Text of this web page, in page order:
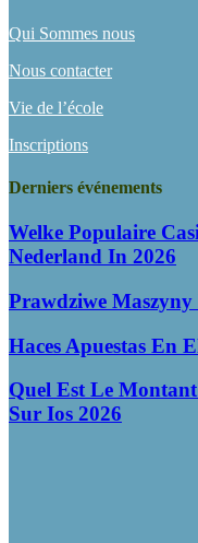
Qui Sommes nous
Nous contacter
Vie de l’école
Inscriptions
Derniers événements
Welke Populaire
Nederland In 2026
Prawdziwe
Haces Apuestas En
Quel Est Le
Sur Ios 2026